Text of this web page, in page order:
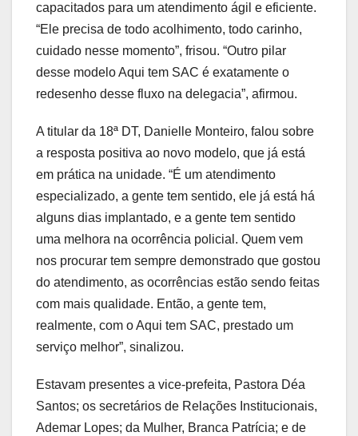
capacitados para um atendimento ágil e eficiente.
“Ele precisa de todo acolhimento, todo carinho,
cuidado nesse momento”, frisou. “Outro pilar
desse modelo Aqui tem SAC é exatamente o
redesenho desse fluxo na delegacia”, afirmou.
A titular da 18ª DT, Danielle Monteiro, falou sobre
a resposta positiva ao novo modelo, que já está
em prática na unidade. “É um atendimento
especializado, a gente tem sentido, ele já está há
alguns dias implantado, e a gente tem sentido
uma melhora na ocorrência policial. Quem vem
nos procurar tem sempre demonstrado que gostou
do atendimento, as ocorrências estão sendo feitas
com mais qualidade. Então, a gente tem,
realmente, com o Aqui tem SAC, prestado um
serviço melhor”, sinalizou.
Estavam presentes a vice-prefeita, Pastora Déa
Santos; os secretários de Relações Institucionais,
Ademar Lopes; da Mulher, Branca Patrícia; e de